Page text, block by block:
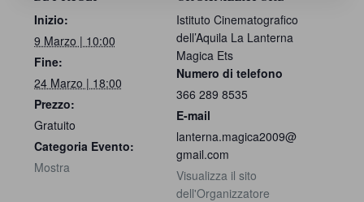
Inizio:
9 Marzo | 10:00
Fine:
24 Marzo | 18:00
Prezzo:
Gratuito
Categoria Evento:
Mostra
Istituto Cinematografico
dell’Aquila La Lanterna
Magica Ets
Numero di telefono
366 289 8535
E-mail
lanterna.magica2009@
gmail.com
Visualizza il sito
dell'Organizzatore